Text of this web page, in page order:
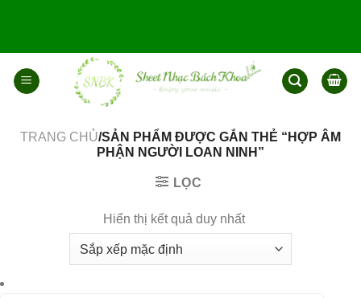
dung
TRANG CHỦ/SẢN PHẨM ĐƯỢC GẮN THẺ “HỢP ÂM
PHẬN NGƯỜI LOAN NINH”
LỌC
Hiển thị kết quả duy nhất